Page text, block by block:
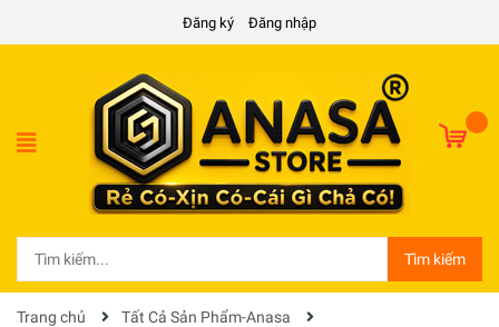
Đăng ký Đăng nhập
Tìm kiếm
Trang chủ
Tất Cả Sản Phẩm-Anasa